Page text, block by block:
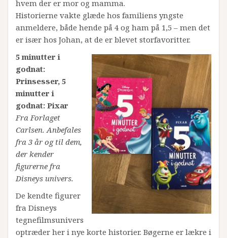
hvem der er mor og mamma.
Historierne vakte glæde hos familiens yngste
anmeldere, både hende på 4 og ham på 1,5 – men det
er især hos Johan, at de er blevet storfavoritter.
5 minutter i
godnat:
Prinsesser, 5
minutter i
godnat: Pixar
Fra Forlaget
Carlsen. Anbefales
fra 3 år og til dem,
der kender
figurerne fra
Disneys univers.
De kendte figurer
fra Disneys
tegnefilmsunivers
optræder her i nye korte historier. Bøgerne er lækre i